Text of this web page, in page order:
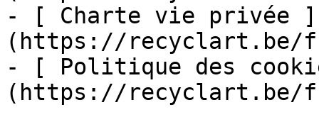
- [ Charte vie privée ]
(https://recyclart.be/
- [ Politique des